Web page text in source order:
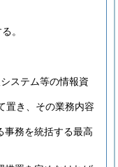
。
ステム等の情報資
置き、その業務内容
事務を統括する最高